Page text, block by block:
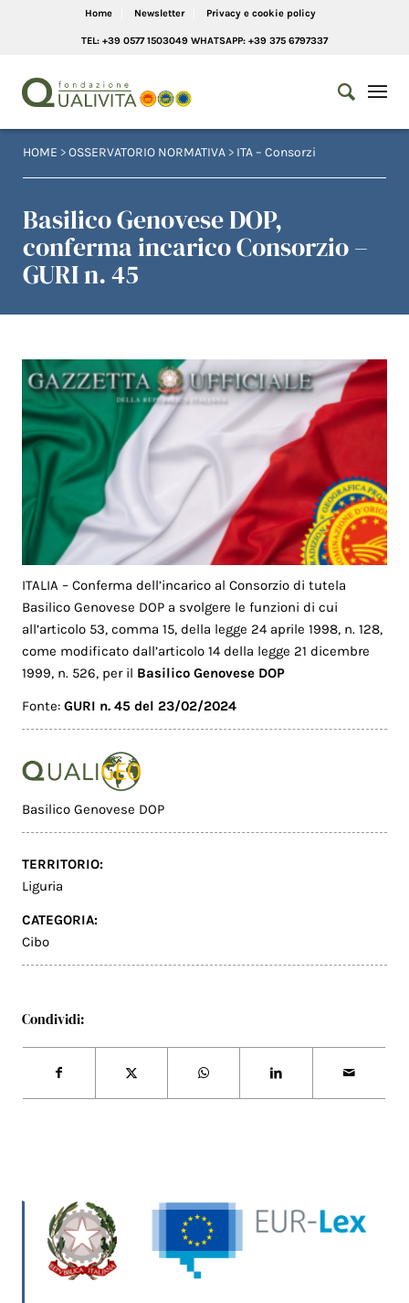
Home Newsletter Privacy e cookie policy
TEL: +39 0577 1503049 WHATSAPP: +39 375 6797337
HOME >OSSERVATORIO NORMATIVA > ITA – Consorzi
Basilico Genovese DOP,
conferma incarico Consorzio –
GURI n. 45
ITALIA – Conferma dell’incarico al Consorzio di tutela
Basilico Genovese DOP a svolgere le funzioni di cui
all’articolo 53, comma 15, della legge 24 aprile 1998, n. 128,
come modificato dall’articolo 14 della legge 21 dicembre
1999, n. 526, per il Basilico Genovese DOP
Fonte:GURI n. 45 del 23/02/2024
Basilico Genovese DOP
TERRITORIO:
Liguria
CATEGORIA:
Cibo
Condividi: